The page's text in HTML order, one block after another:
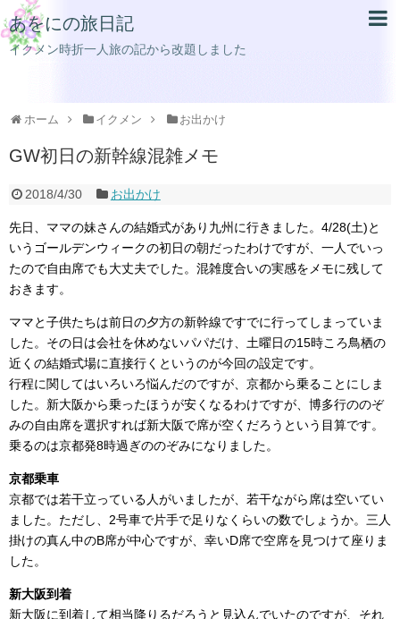
あをにの旅日記
イクメン時折一人旅の記から改題しました
ホーム イクメン お出かけ
GW初日の新幹線混雑メモ
2018/4/30 お出かけ
先日、ママの妹さんの結婚式があり九州に行きました。4/28(土)と
いうゴールデンウィークの初日の朝だったわけですが、一人でいっ
たので自由席でも大丈夫でした。混雑度合いの実感をメモに残して
おきます。
ママと子供たちは前日の夕方の新幹線ですでに行ってしまっていま
した。その日は会社を休めないパパだけ、土曜日の15時ころ鳥栖の
近くの結婚式場に直接行くというのが今回の設定です。
行程に関してはいろいろ悩んだのですが、京都から乗ることにしま
した。新大阪から乗ったほうが安くなるわけですが、博多行ののぞ
みの自由席を選択すれば新大阪で席が空くだろうという目算です。
乗るのは京都発8時過ぎののぞみになりました。
京都乗車
京都では若干立っている人がいましたが、若干ながら席は空いてい
ました。ただし、2号車で片手で足りなくらいの数でしょうか。三人
掛けの真ん中のB席が中心ですが、幸いD席で空席を見つけて座りま
した。
新大阪到着
新大阪に到着して相当降りるだろうと見込んでいたのですが、それ